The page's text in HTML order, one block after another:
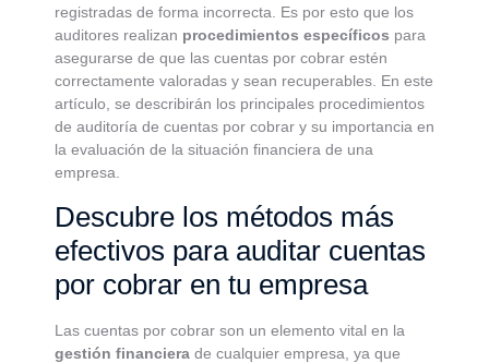
registradas de forma incorrecta. Es por esto que los
auditores realizan procedimientos específicos para
asegurarse de que las cuentas por cobrar estén
correctamente valoradas y sean recuperables. En este
artículo, se describirán los principales procedimientos
de auditoría de cuentas por cobrar y su importancia en
la evaluación de la situación financiera de una
empresa.
Descubre los métodos más
efectivos para auditar cuentas
por cobrar en tu empresa
Las cuentas por cobrar son un elemento vital en la
gestión financiera de cualquier empresa, ya que